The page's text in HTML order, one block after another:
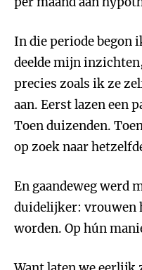
In die periode begon
deelde mijn
precies zoals ik ze
aan. Eerst lazen een
Toen duizenden.
op zoek naar
En gaandeweg werd
duidelijker: vrouwen
worden. Op hún